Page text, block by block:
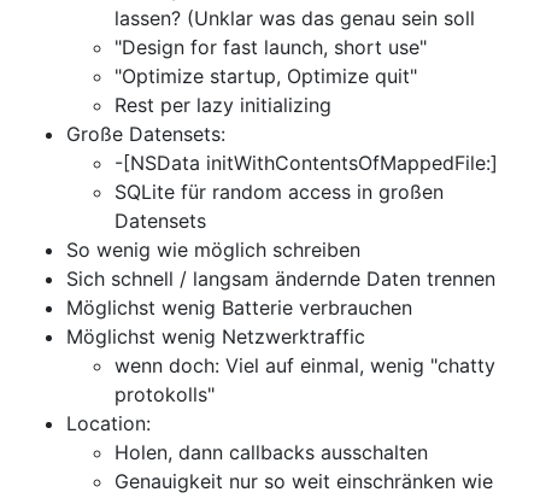
lassen? (Unklar was das genau sein soll
"Design for fast launch, short use"
"Optimize startup, Optimize quit"
Rest per lazy initializing
Große Datensets:
-[NSData initWithContentsOfMappedFile:]
SQLite für random access in großen
Datensets
So wenig wie möglich schreiben
Sich schnell / langsam ändernde Daten trennen
Möglichst wenig Batterie verbrauchen
Möglichst wenig Netzwerktraffic
wenn doch: Viel auf einmal, wenig "chatty
protokolls"
Location:
Holen, dann callbacks ausschalten
Genauigkeit nur so weit einschränken wie